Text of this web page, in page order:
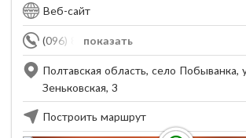
Веб-сайт
показать
(096) 810-97-87
Полтавская область, село Побыванка,
Зеньковская, 3
Построить маршрут